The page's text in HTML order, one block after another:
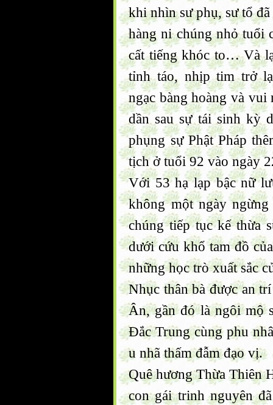
khi nhìn sư phụ, sư tổ
hàng ni chúng nhỏ tuổi
cất tiếng khóc to… Và
tỉnh táo, nhịp tim trở
ngạc bàng hoàng và
dần sau sự tái sinh kỳ
phụng sự Phật Pháp
tịch ở tuổi 92 vào ngày
Với 53 hạ lạp bậc nữ
không một ngày
chúng tiếp tục kế thừa
dưới cứu khổ tam đồ
những học trò xuất sắc
Nhục thân bà được an
Ân, gần đó là ngôi mộ
Đắc Trung cùng phu
u nhã thấm đẫm đạo vị.
Quê hương Thừa Thiên
con gái trinh nguyên